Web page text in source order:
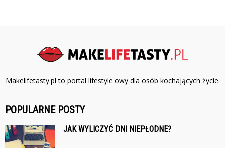
Makelifetasty.pl to portal lifestyle'owy dla osób kochających życie.
POPULARNE POSTY
JAK WYLICZYĆ DNI NIEPŁODNE?